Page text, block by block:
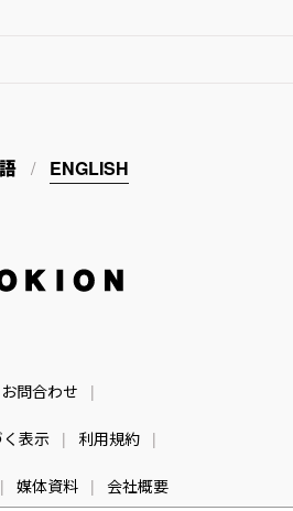
ENGLISH
お問合わせ
表示 利用規約
媒体資料 会社概要